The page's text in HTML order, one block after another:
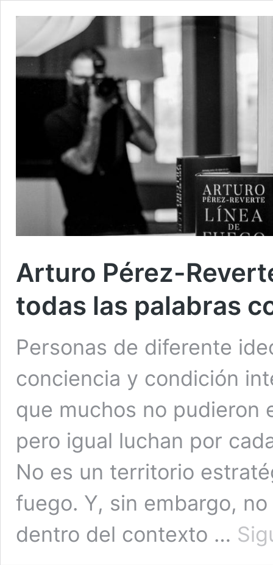
Arturo Pérez-
todas las palabras
Personas de diferente
conciencia y condición
que muchos no pudieron
pero igual luchan por
No es un territorio
fuego. Y, sin embargo,
dentro del contexto …